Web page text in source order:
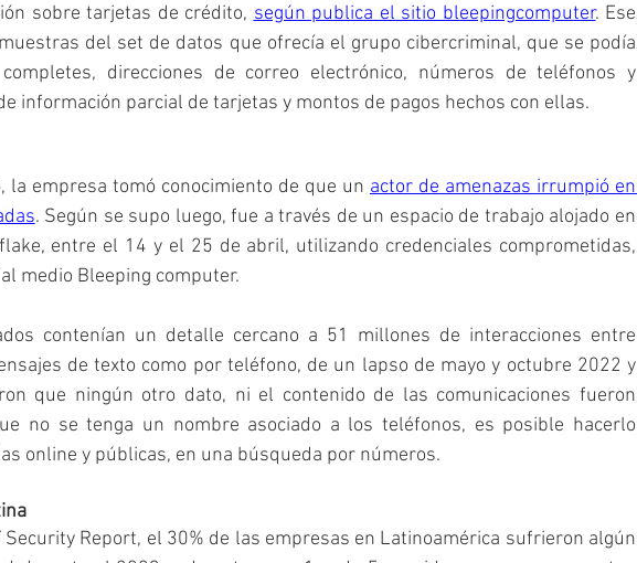
sobre tarjetas de crédito, según publica el sitio bleepingcomputer. Ese
del set de datos que ofrecía el grupo cibercriminal, que se podía
direcciones de correo electrónico, números de teléfonos y
información parcial de tarjetas y montos de pagos hechos con ellas.
la empresa tomó conocimiento de que un actor de amenazas irrumpió en
. Según se supo luego, fue a través de un espacio de trabajo alojado en
entre el 14 y el 25 de abril, utilizando credenciales comprometidas,
medio Bleeping computer.
contenían un detalle cercano a 51 millones de interacciones entre
de texto como por teléfono, de un lapso de mayo y octubre 2022 y
que ningún otro dato, ni el contenido de las comunicaciones fueron
no se tenga un nombre asociado a los teléfonos, es posible hacerlo
online y públicas, en una búsqueda por números.
Security Report, el 30% de las empresas en Latinoamérica sufrieron algún